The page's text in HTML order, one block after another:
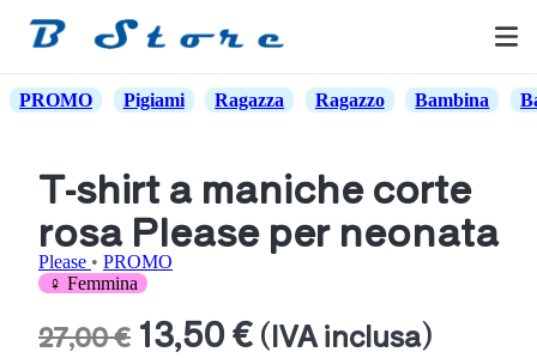
PROMO Pigiami Ragazza Ragazzo Bambina
T-shirt a maniche corte
rosa Please per neonata
Please • PROMO
♀ Femmina
27,00 € 13,50 € (IVA inclusa)